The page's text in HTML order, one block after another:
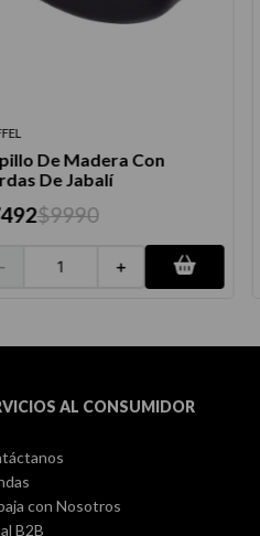
De Madera Con
De Jabalí
$9990
＋
AL CONSUMIDOR
con Nosotros
B2B